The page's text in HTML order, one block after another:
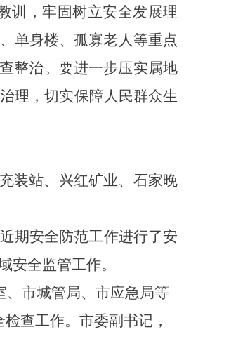
训，牢固树立安全发展理
单身楼、孤寡老人等重点
整治。要进一步压实属地
理，切实保障人民群众生
装站、兴红矿业、石家晚
期安全防范工作进行了安
安全监管工作。
、市城管局、市应急局等
查工作。市委副书记，